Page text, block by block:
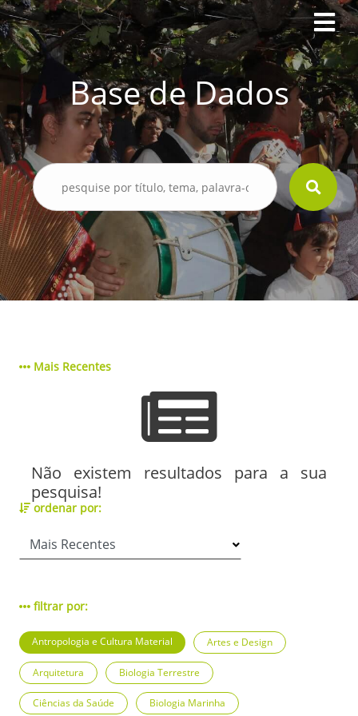
Base de Dados
Mais Recentes
Não existem resultados para a sua
pesquisa!
ordenar por:
filtrar por:
Antropologia e Cultura Material Artes e Design
Arquitetura Biologia Terrestre
Ciências da Saúde Biologia Marinha